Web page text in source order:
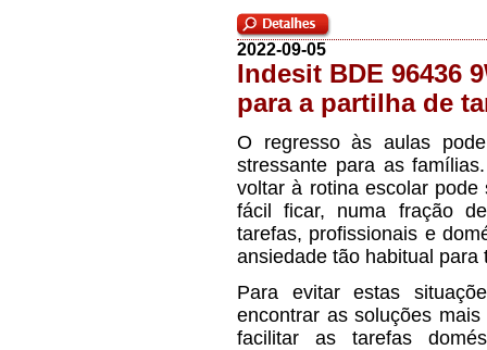
2022-09-05
Indesit BDE 96436
para a partilha de
O regresso às aulas
stressante para as
voltar à rotina escolar
fácil ficar, numa fração
tarefas, profissionais e
ansiedade tão habitual
Para evitar estas
encontrar as soluções
facilitar as tarefas